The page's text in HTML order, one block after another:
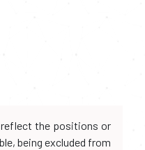
reflect the positions or
being excluded from